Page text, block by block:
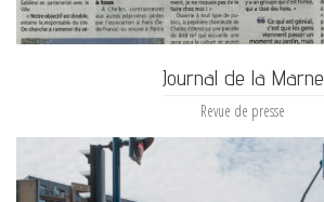
Journal de la Marne
Revue de presse